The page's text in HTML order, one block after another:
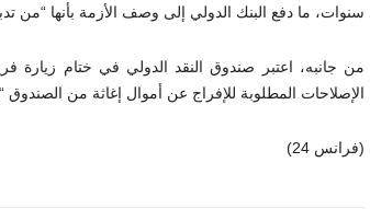
سنوات، ما دفع البنك الدولي إلى وصف الأزمة بأنها “من
من جانبه، اعتبر صندوق النقد الدولي في ختام زيارة
الإصلاحات المطلوبة للإفراج عن أموال إغاثة من الصندوق
(فرانس 24)